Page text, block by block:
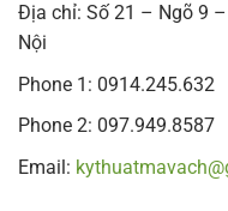
Địa chỉ: Số 21 – Ngõ 9
Nội
Phone 1: 0914.245.632
Phone 2: 097.949.8587
Email: